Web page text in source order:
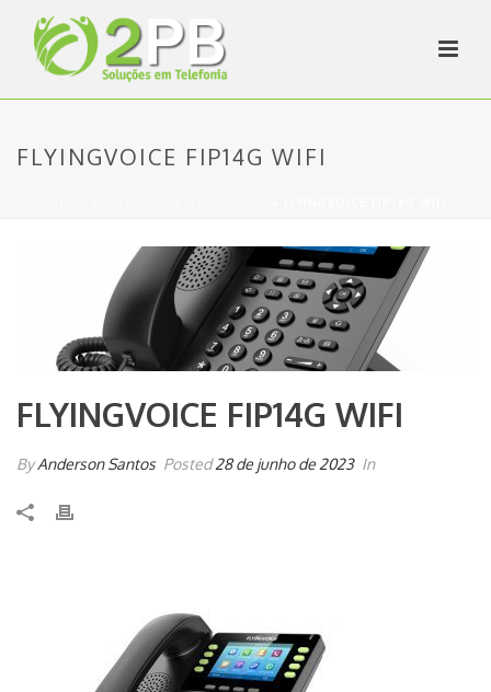
FLYINGVOICE FIP14G WIFI
FLYINGVOICE FIP14G WIFI
ByAnderson Santos Posted28 de junho de 2023 In